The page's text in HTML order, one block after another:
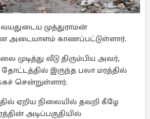
வயதுடைய முத்துராமன்
அடையாளம் காணப்பட்டுள்ளார்.
முடித்து வீடு திரும்பிய அவர்,
இருந்த பலா மரத்தில்
சென்றுள்ளார்.
ஏறிய நிலையில் தவறி கீழே
அடிப்பகுதியில்